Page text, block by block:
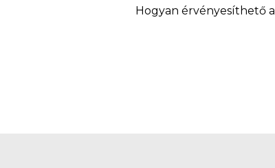
Hogyan érvényesíthető